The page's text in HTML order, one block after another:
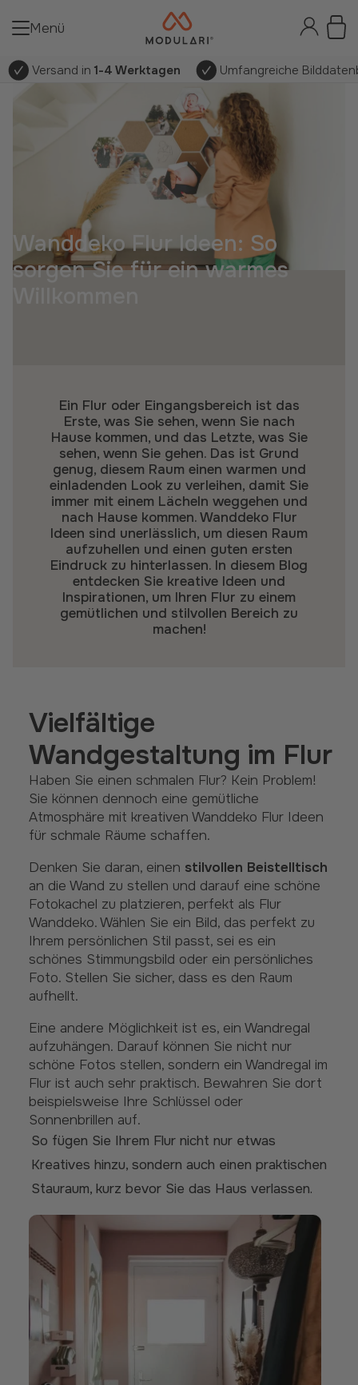
Menü
Versand in 1-4 Werktagen Umfangreiche
Wanddeko Flur Ideen: So
sorgen Sie für ein warmes
Ein Flur oder Eingangsbereich ist das
Erste, was Sie sehen, wenn Sie nach
Hause kommen, und das Letzte, was Sie
sehen, wenn Sie gehen. Das ist Grund
genug, diesem Raum einen warmen und
einladenden Look zu verleihen, damit Sie
immer mit einem Lächeln weggehen und
nach Hause kommen. Wanddeko Flur
Ideen sind unerlässlich, um diesen Raum
aufzuhellen und einen guten ersten
Eindruck zu hinterlassen. In diesem Blog
entdecken Sie kreative Ideen und
Inspirationen, um Ihren Flur zu einem
gemütlichen und stilvollen Bereich zu
machen!
Vielfältige
Wandgestaltung im Flur
Haben Sie einen schmalen Flur? Kein Problem!
Sie können dennoch eine gemütliche
Atmosphäre mit kreativen Wanddeko Flur Ideen
für schmale Räume schaffen.
Denken Sie daran, einen stilvollen Beistelltisch
an die Wand zu stellen und darauf eine schöne
Fotokachel zu platzieren, perfekt als Flur
Wanddeko. Wählen Sie ein Bild, das perfekt zu
Ihrem persönlichen Stil passt, sei es ein
schönes Stimmungsbild oder ein persönliches
Foto. Stellen Sie sicher, dass es den Raum
aufhellt.
Eine andere Möglichkeit ist es, ein Wandregal
aufzuhängen. Darauf können Sie nicht nur
schöne Fotos stellen, sondern ein Wandregal im
Flur ist auch sehr praktisch. Bewahren Sie dort
beispielsweise Ihre Schlüssel oder
Sonnenbrillen auf.
So fügen Sie Ihrem Flur nicht nur etwas
Kreatives hinzu, sondern auch einen praktischen
Stauraum, kurz bevor Sie das Haus verlassen.